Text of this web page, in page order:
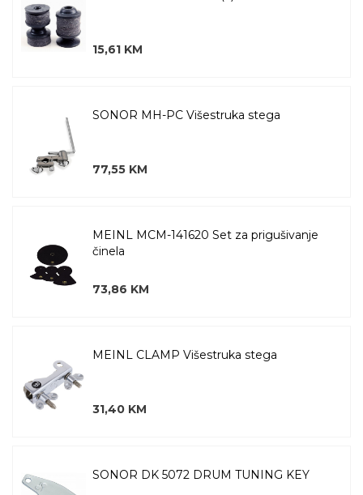
15,61 KM
SONOR MH-PC Višestruka stega
77,55 KM
MEINL MCM-141620 Set za prigušivanje
činela
73,86 KM
MEINL CLAMP Višestruka stega
31,40 KM
SONOR DK 5072 DRUM TUNING KEY